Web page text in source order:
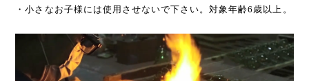
・小さなお子様には使用させないで下さい。対象年齢6歳以上。